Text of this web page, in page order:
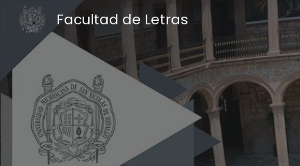
Facultad de Letras